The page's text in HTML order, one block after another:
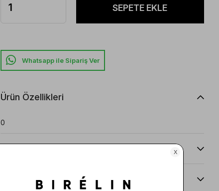
Whatsapp ile Sipariş Ver
Ürün Özellikleri
0
Taksit Seçenekleri